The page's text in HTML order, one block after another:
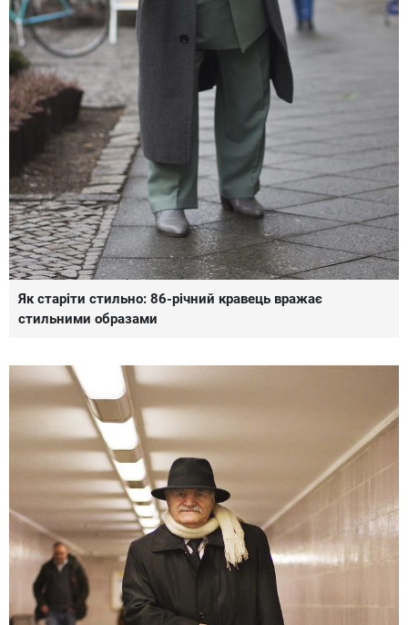
Як старіти стильно: 86-річний кравець вражає
стильними образами